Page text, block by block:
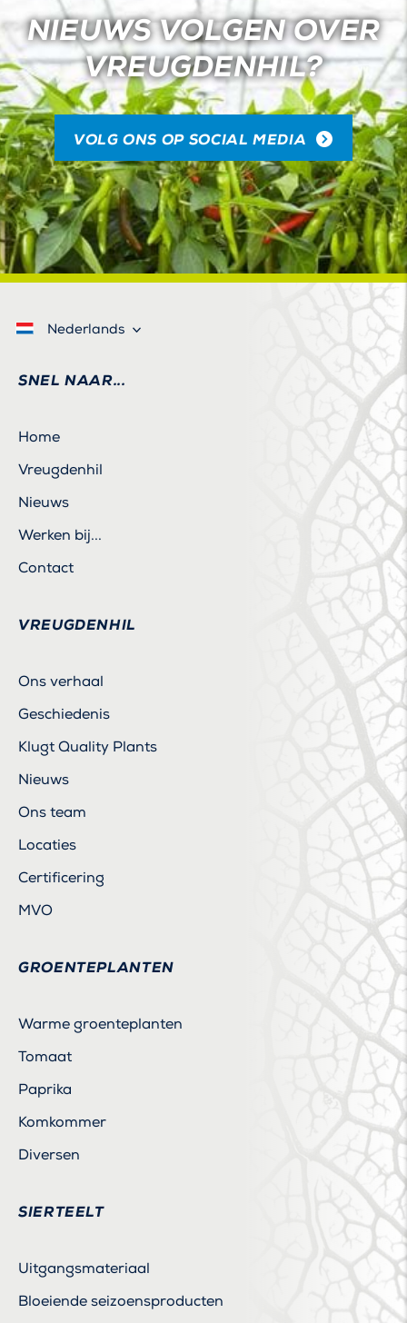
NIEUWS VOLGEN OVER
VREUGDENHIL?
VOLG ONS OP SOCIAL MEDIA
Nederlands
SNEL NAAR...
Home
Vreugdenhil
Nieuws
Werken bij...
Contact
VREUGDENHIL
Ons verhaal
Geschiedenis
Klugt Quality Plants
Nieuws
Ons team
Locaties
Certificering
MVO
GROENTEPLANTEN
Warme groenteplanten
Tomaat
Paprika
Komkommer
Diversen
SIERTEELT
Uitgangsmateriaal
Bloeiende seizoensproducten